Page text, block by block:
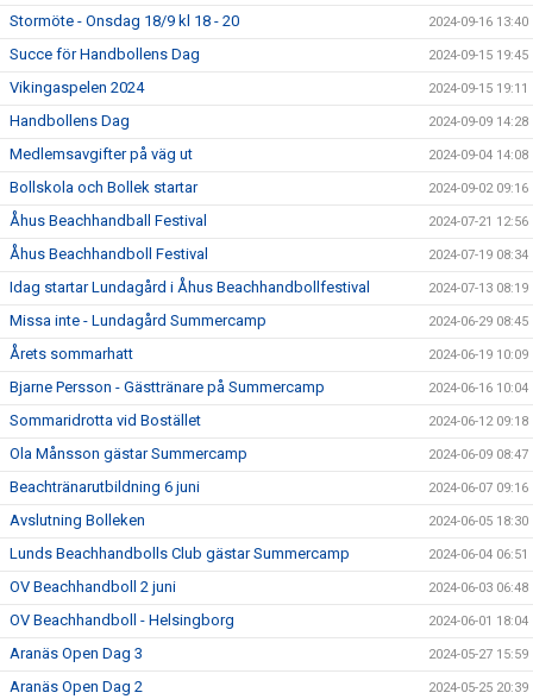
Stormöte - Onsdag 18/9 kl 18 - 20 2024-09-16 13:40
Succe för Handbollens Dag 2024-09-15 19:45
Vikingaspelen 2024 2024-09-15 19:11
Handbollens Dag 2024-09-09 14:28
Medlemsavgifter på väg ut 2024-09-04 14:08
Bollskola och Bollek startar 2024-09-02 09:16
Åhus Beachhandball Festival 2024-07-21 12:56
Åhus Beachhandboll Festival 2024-07-19 08:34
Idag startar Lundagård i Åhus Beachhandbollfestival 2024-07-13 08:19
Missa inte - Lundagård Summercamp 2024-06-29 08:45
Årets sommarhatt 2024-06-19 10:09
Bjarne Persson - Gästtränare på Summercamp 2024-06-16 10:04
Sommaridrotta vid Bostället 2024-06-12 09:18
Ola Månsson gästar Summercamp 2024-06-09 08:47
Beachtränarutbildning 6 juni 2024-06-07 09:16
Avslutning Bolleken 2024-06-05 18:30
Lunds Beachhandbolls Club gästar Summercamp 2024-06-04 06:51
OV Beachhandboll 2 juni 2024-06-03 06:48
OV Beachhandboll - Helsingborg 2024-06-01 18:04
Aranäs Open Dag 3 2024-05-27 15:59
Aranäs Open Dag 2 2024-05-25 20:39